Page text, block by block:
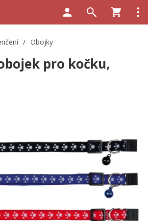
/ Obojky
pro kočku,